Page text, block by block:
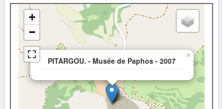
PITARGOU. - Musée de Paphos - 2007
×
+
−